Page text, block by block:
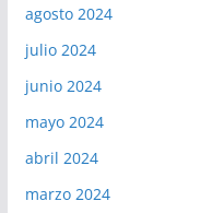
agosto 2024
julio 2024
junio 2024
mayo 2024
abril 2024
marzo 2024